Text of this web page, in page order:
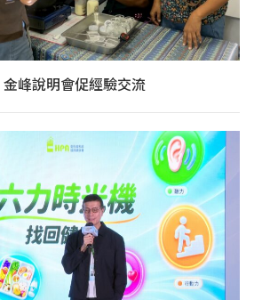
峰說明會促經驗交流